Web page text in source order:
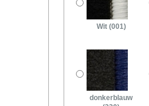
Wit (001)
donkerblauw